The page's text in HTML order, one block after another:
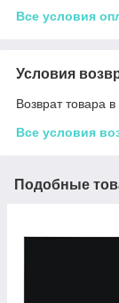
Все условия
Условия
Возврат товара
Все условия
Подобные